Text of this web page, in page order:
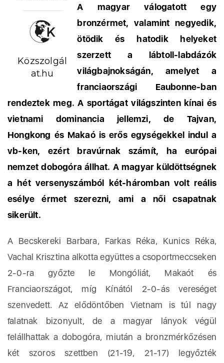
Közszolgál
at.hu
A magyar válogatott egy
bronzérmet, valamint negyedik,
ötödik és hatodik helyeket
szerzett a lábtoll-labdázók
világbajnokságán, amelyet a
franciaországi Eaubonne-ban
rendeztek meg. A sportágat világszinten kínai és
vietnami dominancia jellemzi, de Tajvan,
Hongkong és Makaó is erős egységekkel indul a
vb-ken, ezért bravúrnak számít, ha európai
nemzet dobogóra állhat. A magyar küldöttségnek
a hét versenyszámból két-háromban volt reális
esélye érmet szerezni, ami a női csapatnak
sikerült.
A Becskereki Barbara, Farkas Réka, Kunics Réka,
Vachal Krisztina alkotta együttes a csoportmeccseken
2-0-ra győzte le Mongóliát, Makaót és
Franciaországot, míg Kínától 2-0-ás vereséget
szenvedett. Az elődöntőben Vietnam is túl nagy
falatnak bizonyult, de a magyar lányok végül
felállhattak a dobogóra, miután a bronzmérkőzésen
két szoros szettben (21-19, 21-17) legyőzték